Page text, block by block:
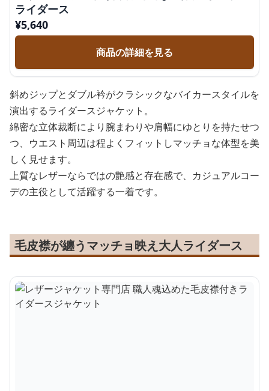
ライダース
¥5,640
商品の詳細を見る
斜めジップとダブル衿がクラシックなバイカースタイルを
演出するライダースジャケット。
綿密な立体裁断により腕まわりや肩幅にゆとりを持たせつ
つ、ウエスト周辺は程よくフィットしマッチョな体型を美
しく見せます。
上質なレザーならではの艶感と存在感で、カジュアルコー
デの主役として活躍する一着です。
毛皮襟が纏うマッチョ映え大人ライダース